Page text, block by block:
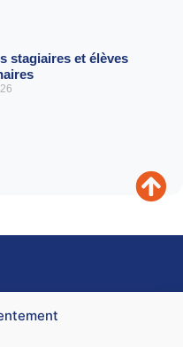
stagiaires et élèves